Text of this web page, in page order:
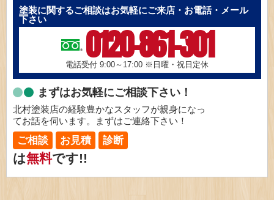
塗装に関するご相談はお気軽にご来店・お電話・メール
下さい
0120-861-301
電話受付 9:00～17:00 ※日曜・祝日定休
まずはお気軽にご相談下さい！
北村塗装店の経験豊かなスタッフが親身になっ
てお話を伺います。まずはご連絡下さい！
ご相談 お見積 診断
は無料です!!